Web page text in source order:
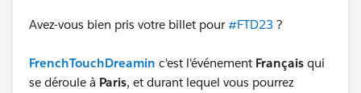
Avez-vous bien pris votre billet pour#FTD23 ?
FrenchTouchDreamin c'est l'événement Français qui
se déroule à Paris, et durant lequel vous pourrez